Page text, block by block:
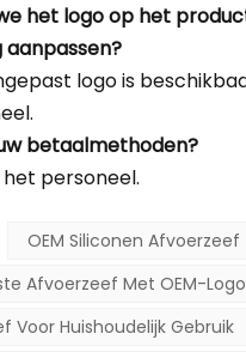
het logo op het
logo is
betaalmethoden?
personeel.
OEM Siliconen Afvoerzeef
Afvoerzeef Met OEM-Logo
Voor Huishoudelijk Gebruik